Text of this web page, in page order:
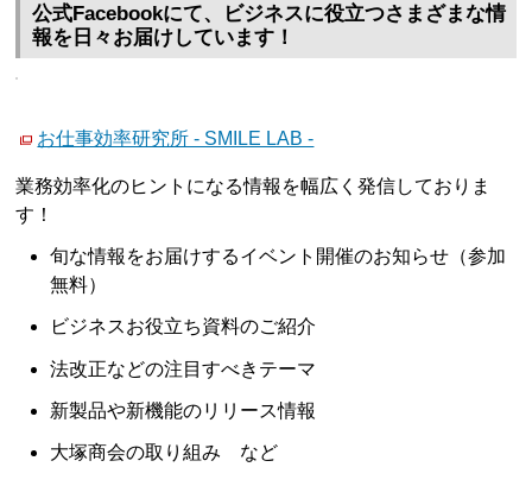
公式Facebookにて、ビジネスに役立つさまざまな情
報を日々お届けしています！
お仕事効率研究所 - SMILE LAB -
業務効率化のヒントになる情報を幅広く発信しておりま
す！
旬な情報をお届けするイベント開催のお知らせ（参加
無料）
ビジネスお役立ち資料のご紹介
法改正などの注目すべきテーマ
新製品や新機能のリリース情報
大塚商会の取り組み など